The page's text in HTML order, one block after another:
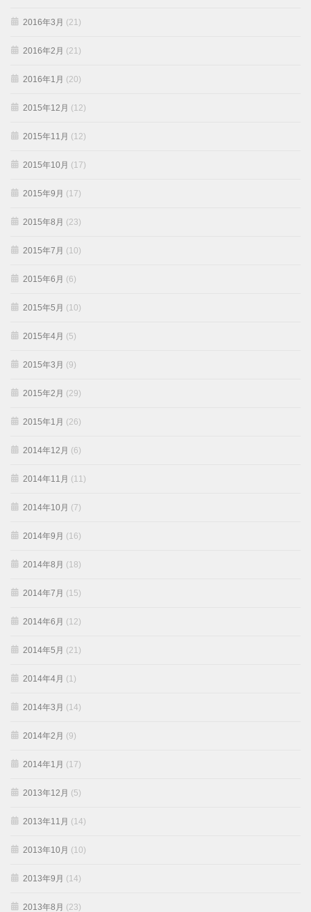
2016年3月 (21)
2016年2月 (21)
2016年1月 (20)
2015年12月 (12)
2015年11月 (12)
2015年10月 (17)
2015年9月 (17)
2015年8月 (23)
2015年7月 (10)
2015年6月 (6)
2015年5月 (10)
2015年4月 (5)
2015年3月 (9)
2015年2月 (29)
2015年1月 (26)
2014年12月 (6)
2014年11月 (11)
2014年10月 (7)
2014年9月 (16)
2014年8月 (18)
2014年7月 (15)
2014年6月 (12)
2014年5月 (21)
2014年4月 (1)
2014年3月 (14)
2014年2月 (9)
2014年1月 (17)
2013年12月 (5)
2013年11月 (14)
2013年10月 (10)
2013年9月 (14)
2013年8月 (23)